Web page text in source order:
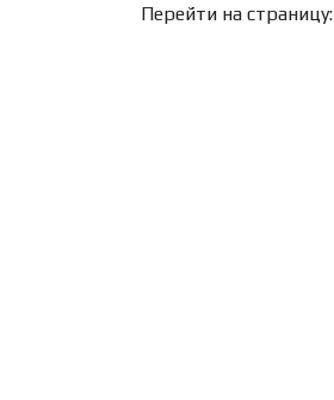
Перейти на страницу: